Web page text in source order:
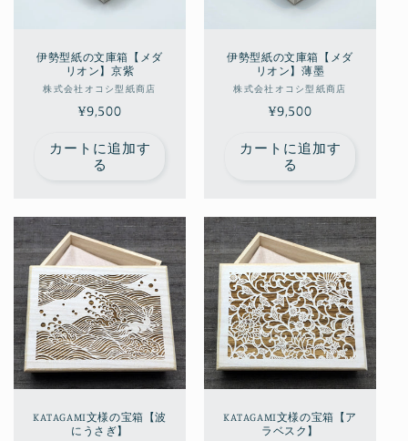
伊勢型紙の文庫箱【メダ
リオン】京紫
販
売
株式会社オコシ型紙商店
通
価
¥9,500
カートに追加す
る
伊勢型紙の文庫箱【メダ
リオン】薄墨
販
売
株式会社オコシ型紙商店
通
価
¥9,500
カートに追加す
る
KATAGAMI文様の宝箱【波
にうさぎ】
KATAGAMI文様の宝箱【ア
ラベスク】